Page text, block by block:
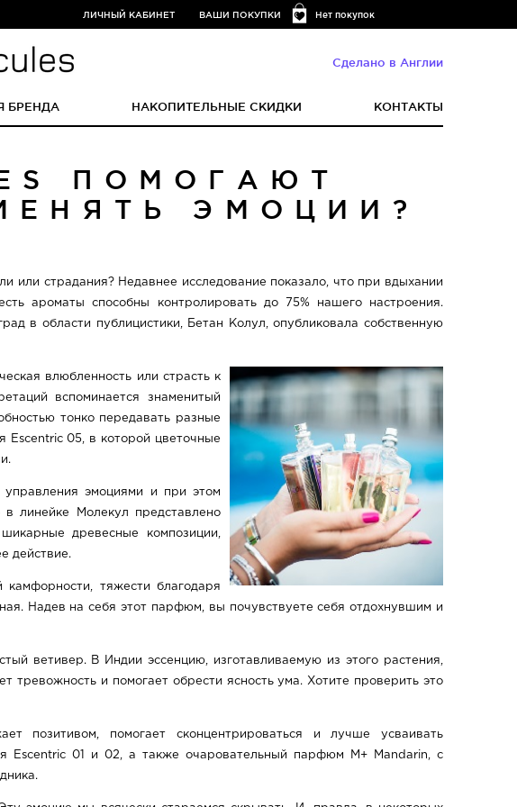
Нет покупок
ЛИЧНЫЙ КАБИНЕТ ВАШИ ПОКУПКИ
Сделано в Англии
БРЕНДА НАКОПИТЕЛЬНЫЕ СКИДКИ КОНТАКТЫ
ПОМОГАЮТ
ЭМОЦИИ?
или страдания? Недавнее исследование показало, что при вдыхании
ароматы способны контролировать до 75% нашего настроения.
в области публицистики, Бетан Колул, опубликовала собственную
влюбленность или страсть к
вспоминается знаменитый
тонко передавать разные
Escentric 05, в которой цветочные
управления эмоциями и при этом
линейке Молекул представлено
древесные композиции,
действие.
тяжести благодаря
Надев на себя этот парфюм, вы почувствуете себя отдохнувшим и
ветивер. В Индии эссенцию, изготавливаемую из этого растения,
тревожность и помогает обрести ясность ума. Хотите проверить это
позитивом, помогает сконцентрироваться и лучше усваивать
Escentric 01 и 02, а также очаровательный парфюм M+ Mandarin, с